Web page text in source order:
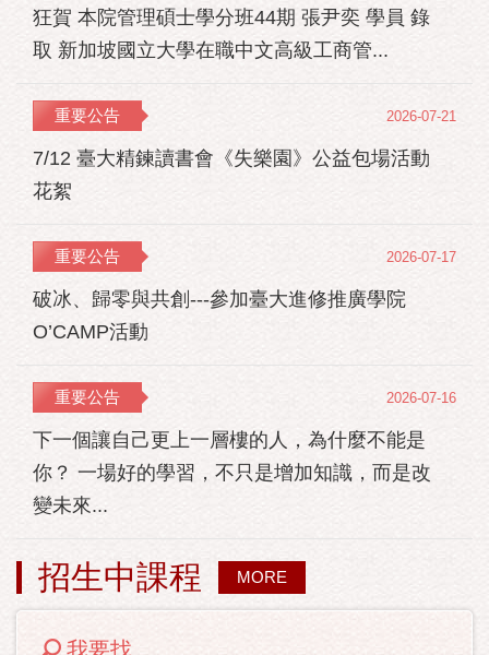
狂賀 本院管理碩士學分班44期 張尹奕 學員 錄
取 新加坡國立大學在職中文高級工商管...
重要公告
7/12 臺大精鍊讀書會《失樂園》公益包場活動
花絮
2026-07-21
重要公告
破冰、歸零與共創---參加臺大進修推廣學院
O’CAMP活動
2026-07-17
重要公告
下一個讓自己更上一層樓的人，為什麼不能是
你？ 一場好的學習，不只是增加知識，而是改
變未來...
2026-07-16
招生中課程 MORE
我要找